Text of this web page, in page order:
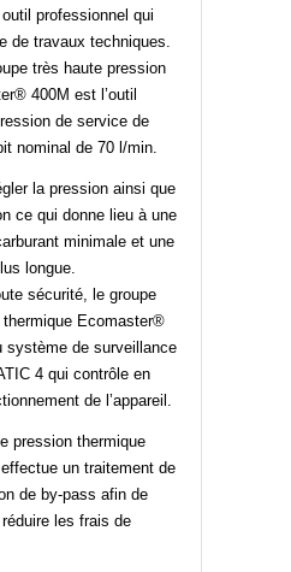
professionnel qui
de travaux techniques.
très haute pression
400M est l’outil
de service de
nominal de 70 l/min.
la pression ainsi que
ce qui donne lieu à une
minimale et une
longue.
sécurité, le groupe
Ecomaster®
système de surveillance
4 qui contrôle en
de l’appareil.
pression thermique
un traitement de
de by-pass afin de
réduire les frais de